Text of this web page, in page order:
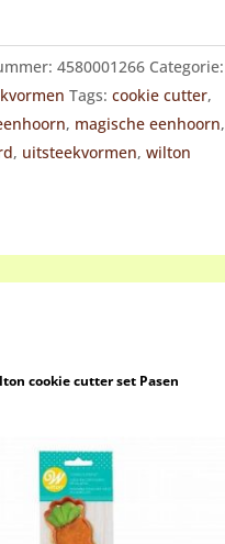
4580001266 Categorie:
Tags: cookie cutter,
, magische eenhoorn,
, uitsteekvormen, wilton
cookie cutter set Pasen